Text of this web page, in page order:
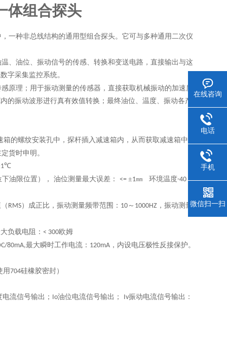
体组合探头
一种非总线结构的通用型组合探头。它可与多种通用二次仪
、油位、振动信号的传感、转换和变送电路，直接输出与这
字采集监控系统。
原理；用于振动测量的传感器，直接获取机械振动的加速度
的振动波形进行真有效值转换；最终油位、温度、振动各产
的螺纹安装孔中，探杆插入减速箱内，从而获取减速箱中润
货时申明。
1℃
油限位置）， 油位测量最大误差： <= ±1㎜ 环境温度-40 ～
RMS）成正比，振动测量频带范围： 10 ～ 1000HZ ，振动测量
负载电阻： < 300欧姆
80mA,最大瞬时工作电流： 120mA ，内设电压极性反接保护。
用704硅橡胶密封）
电流信号输出； Io油位电流信号输出； Iv振动电流信号输出：
在线咨询
电话
手机
微信扫一扫